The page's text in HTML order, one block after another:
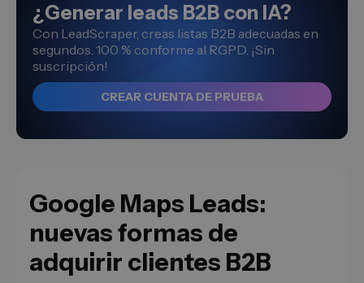
¿Generar leads B2B con IA?
Con LeadScraper, creas listas B2B adecuadas en
segundos. 100 % conforme al RGPD. ¡Sin
suscripción!
CREAR CUENTA DE PRUEBA
Google Maps Leads:
nuevas formas de
adquirir clientes B2B